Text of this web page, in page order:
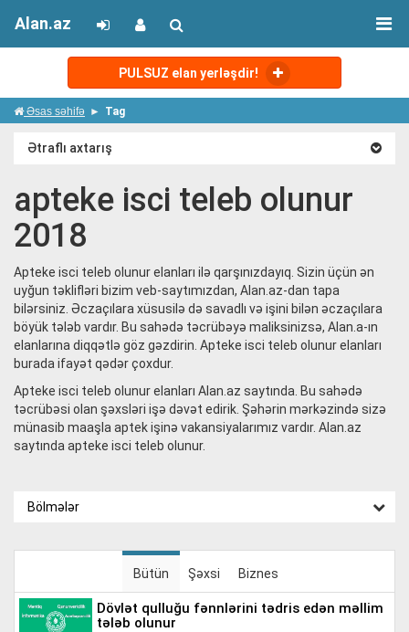
PULSUZ elan yerləşdir!
Alan.az
Əsas səhifə Tag
Ətraflı axtarış
apteke isci teleb olunur
2018
Apteke isci teleb olunur elanları ilə qarşınızdayıq. Sizin üçün ən
uyğun təklifləri bizim veb-saytımızdan, Alan.az-dan tapa
bilərsiniz. Əczaçılara xüsusilə də savadlı və işini bilən əczaçılara
böyük tələb vardır. Bu sahədə təcrübəyə maliksinizsə, Alan.a-ın
elanlarına diqqətlə göz gəzdirin. Apteke isci teleb olunur elanları
burada ifayət qədər çoxdur.
Apteke isci teleb olunur elanları Alan.az saytında. Bu sahədə
təcrübəsi olan şəxsləri işə dəvət edirik. Şəhərin mərkəzində sizə
münasib maaşla aptek işinə vakansiyalarımız vardır. Alan.az
saytında apteke isci teleb olunur.
Bölmələr
Bütün Şəxsi Biznes
dövlət qulluğu fənnlərini tədris edən məllim
tələb olunur